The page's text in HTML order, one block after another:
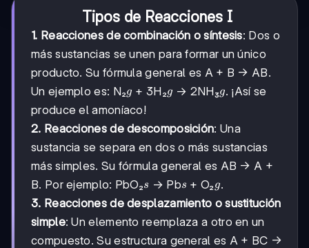
Tipos de Reacciones I
1. Reacciones de combinación o síntesis: Dos o
más sustancias se unen para formar un único
producto. Su fórmula general es A + B → AB.
Un ejemplo es: N₂g
g + 3H₂g
g → 2NH₃g
g. ¡Así se
produce el amoníaco!
2. Reacciones de descomposición: Una
sustancia se separa en dos o más sustancias
más simples. Su fórmula general es AB → A +
B. Por ejemplo: PbO₂s
s → Pbs
s + O₂g
g.
3. Reacciones de desplazamiento o sustitución
simple: Un elemento reemplaza a otro en un
compuesto. Su estructura general es A + BC →